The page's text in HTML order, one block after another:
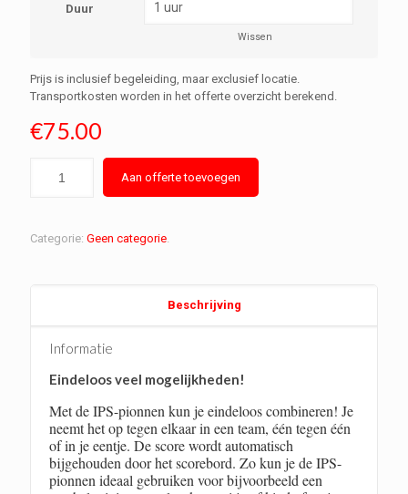
Duur
Wissen
Prijs is inclusief begeleiding, maar exclusief locatie.
Transportkosten worden in het offerte overzicht berekend.
€75.00
Aan offerte toevoegen
Categorie: Geen categorie
Beschrijving
Informatie
Eindeloos veel mogelijkheden!
Met de IPS-pionnen kun je eindeloos combineren! Je
neemt het op tegen elkaar in een team, één tegen één
of in je eentje. De score wordt automatisch
bijgehouden door het scorebord. Zo kun je de IPS-
pionnen ideaal gebruiken voor bijvoorbeeld een